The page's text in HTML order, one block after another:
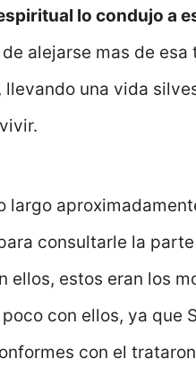
lo condujo a
alejarse mas de
llevando una vida
largo
consultarle la
ellos, estos eran los
con ellos, ya que
con el